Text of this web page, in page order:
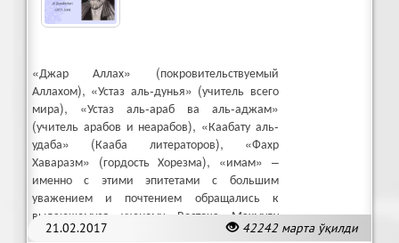
21.02.2017 42242 марта ўқилди
«Джар Аллах» (покровительствуемый
Аллахом), «Устаз аль-дунья» (учитель всего
мира), «Устаз аль-араб ва аль-аджам»
(учитель арабов и неарабов), «Каабату аль-
удаба» (Кааба литераторов), «Фахр
Хаваразм» (гордость Хорезма), «имам» –
именно с этими эпитетами с большим
уважением и почтением обращались к
выдающемуся ученому Востока Махмуду
аль-Замахшари (1075-1144).